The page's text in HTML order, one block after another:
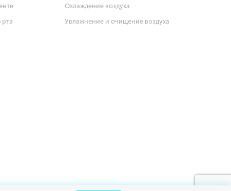
рта
Охлаждение воздуха
Увлажнение и очищение воздуха